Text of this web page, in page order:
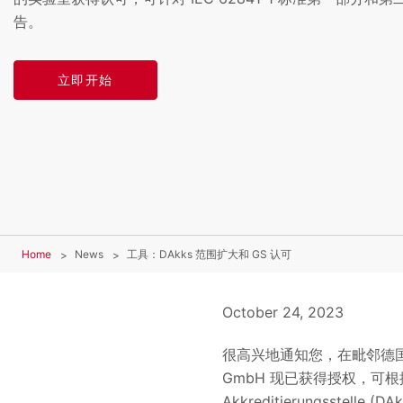
告。
立即开始
Home News 工具：DAkks 范围扩大和 GS 认可
October 24, 2023
很高兴地通知您，在毗邻
GmbH 现已获得授权，可